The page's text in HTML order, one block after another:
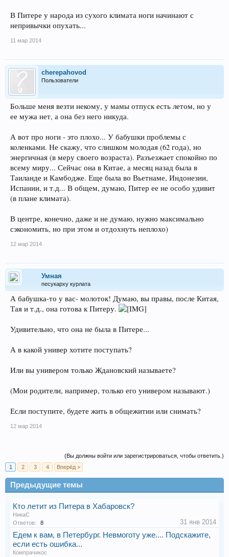
В Питере у народа из сухого климата ноги начинают с
непривычки опухать...
11 мар 2014
cherepahovod
Пользователи
Больше меня везти некому, у мамы отпуск есть летом, но у
ее мужа нет, а она без него никуда.
А вот про ноги - это плохо... У бабушки проблемы с
коленками. Не скажу, что слишком молодая (62 года), но
энергичная (в меру своего возраста). Разъезжает спокойно по
всему миру... Сейчас она в Китае, а месяц назад была в
Таиланде и Камбодже. Еще была во Вьетнаме, Индонезии,
Испании, и т.д... В общем, думаю, Питер ее не особо удивит
(в плане климата).
В центре, конечно, даже и не думаю, нужно максимально
сэкономить, но при этом и отдохнуть неплохо)
12 мар 2014
Умная
песукарху курлата
А бабушка-то у вас- молоток! Думаю, вы правы, после Китая,
Тая и т.д., она готова к Питеру.
Удивительно, что она не была в Питере...
А в какой универ хотите поступать?
Или вы универом только Ждановский называете?
(Мои родители, например, только его универом называют.)
Если поступите, будете жить в общежитии или снимать?
12 мар 2014
(Вы должны войти или зарегистрироваться, чтобы ответить.)
1
2 3 4 Вперёд >
Предыдущие темы
Кто летит из Питера в Хабаровск?
НикаС
Ответов:
8 31 янв 2014
Едем к вам, в Петербург. Невмоготу уже.... Подскажите,
если есть ошибка...
Компрачикос